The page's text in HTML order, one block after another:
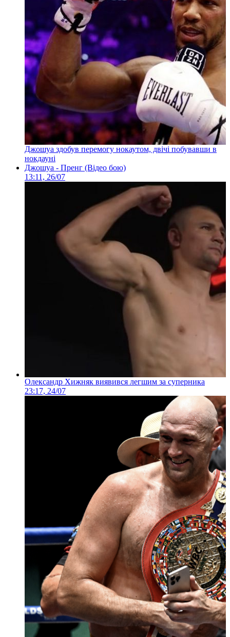
Джошуа здобув перемогу нокаутом, двічі побувавши в
нокдауні
Джошуа - Пренг (Відео бою)
13:11, 26/07
Олександр Хижняк виявився легшим за суперника
23:17, 24/07